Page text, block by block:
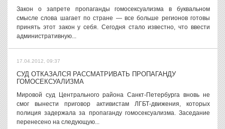
Закон о запрете пропаганды гомосексуализма в буквальном
смысле слова шагает по стране — все больше регионов готовы
принять этот закон у себя. Сегодня стало известно, что ввести
административную...
17.04.2012, 09:37
СУД ОТКАЗАЛСЯ РАССМАТРИВАТЬ ПРОПАГАНДУ
ГОМОСЕКСУАЛИЗМА
Мировой суд Центрального района Санкт-Петербурга вновь не
смог вынести приговор активистам ЛГБТ-движения, которых
полиция задержала за пропаганду гомосексуализма. Заседание
перенесено на следующую...